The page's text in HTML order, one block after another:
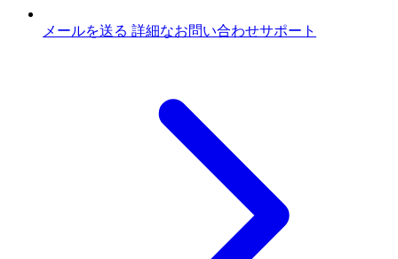
メールを送る 詳細なお問い合わせサポート